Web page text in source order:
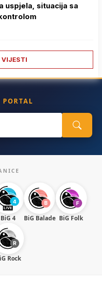
uspjela, situacija sa
VIJESTI
PORTAL
BiG 4 BiG Balade BiG Folk
Rock